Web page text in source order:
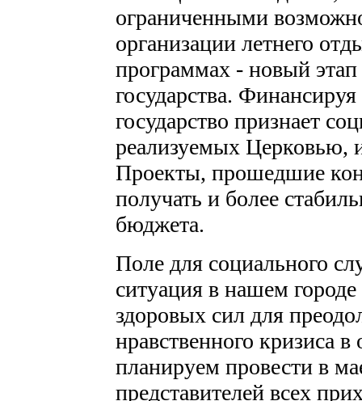
ограниченными
организации летнего
программах - новый
государства.
государство признает
реализуемых Церковью,
Проекты, прошедшие
получать и более
бюджета.
Поле для социального
ситуация в нашем городе
здоровых сил для
нравственного кризиса
планируем провести в
представителей всех